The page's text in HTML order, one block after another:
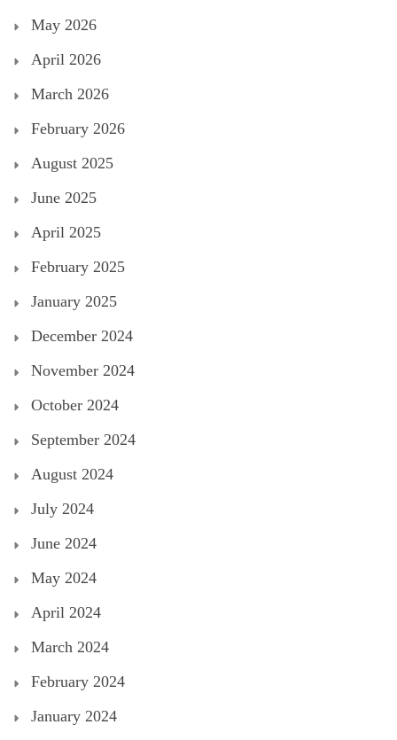
May 2026
April 2026
March 2026
February 2026
August 2025
June 2025
April 2025
February 2025
January 2025
December 2024
November 2024
October 2024
September 2024
August 2024
July 2024
June 2024
May 2024
April 2024
March 2024
February 2024
January 2024